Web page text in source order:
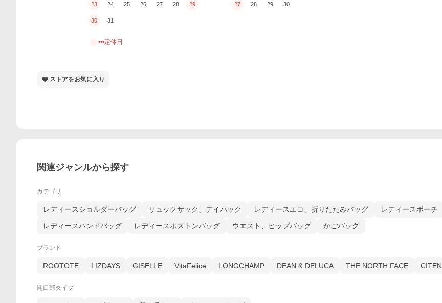
23 24 25 26 27 28 29
30 31
27 28 29 30
•••定休日
ストアをお気に入り
関連ジャンルから探す
カテゴリ
レディースショルダーバッグ リュックサック、デイパック レディースエコ、折りたたみバッグ レディースポーチ
レディースハンドバッグ
レディースボストンバッグ ウエスト、ヒップバッグ かごバッグ
ブランド
ROOTOTE LIZDAYS GISELLE VitaFelice LONGCHAMP DEAN & DELUCA THE NORTH FACE CITEN
開口部タイプ